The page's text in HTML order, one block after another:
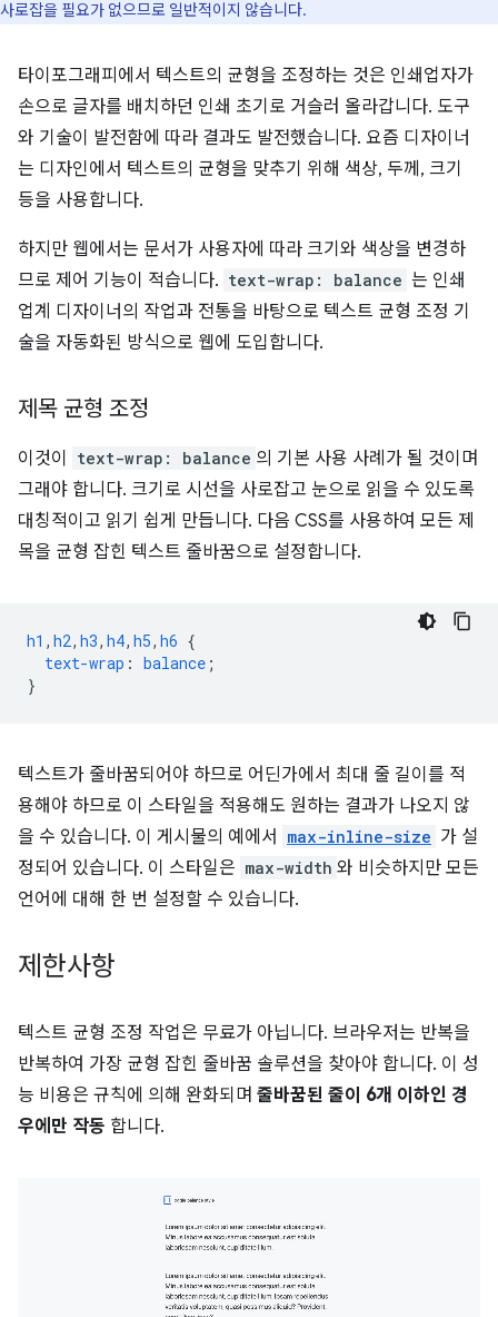
사로잡을 필요가 없으므로 일반적이지 않습니다.
타이포그래피에서 텍스트의 균형을 조정하는 것은 인쇄업자가
손으로 글자를 배치하던 인쇄 초기로 거슬러 올라갑니다. 도구
와 기술이 발전함에 따라 결과도 발전했습니다. 요즘 디자이너
는 디자인에서 텍스트의 균형을 맞추기 위해 색상, 두께, 크기
등을 사용합니다.
하지만 웹에서는 문서가 사용자에 따라 크기와 색상을 변경하
므로 제어 기능이 적습니다. text-wrap: balance 는 인쇄
업계 디자이너의 작업과 전통을 바탕으로 텍스트 균형 조정 기
술을 자동화된 방식으로 웹에 도입합니다.
제목 균형 조정
이것이 text-wrap: balance 의 기본 사용 사례가 될 것이며
그래야 합니다. 크기로 시선을 사로잡고 눈으로 읽을 수 있도록
대칭적이고 읽기 쉽게 만듭니다. 다음 CSS를 사용하여 모든 제
목을 균형 잡힌 텍스트 줄바꿈으로 설정합니다.
h1 , h2, h3, h4, h5, h6 {
text-wrap : balance ;
}
텍스트가 줄바꿈되어야 하므로 어딘가에서 최대 줄 길이를 적
용해야 하므로 이 스타일을 적용해도 원하는 결과가 나오지 않
을 수 있습니다. 이 게시물의 예에서
max-inline-size 가 설
정되어 있습니다. 이 스타일은 max-width 와 비슷하지만 모든
언어에 대해 한 번 설정할 수 있습니다.
제한사항
텍스트 균형 조정 작업은 무료가 아닙니다. 브라우저는 반복을
반복하여 가장 균형 잡힌 줄바꿈 솔루션을 찾아야 합니다. 이 성
능 비용은 규칙에 의해 완화되며 줄바꿈된 줄이 6개 이하인 경
우에만 작동 합니다.